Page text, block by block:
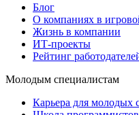
Блог
О компаниях в
Жизнь в компании
ИТ-проекты
Рейтинг
Молодым специалистам
Карьера для молодых